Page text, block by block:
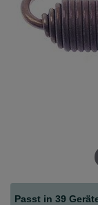
Passt in 39